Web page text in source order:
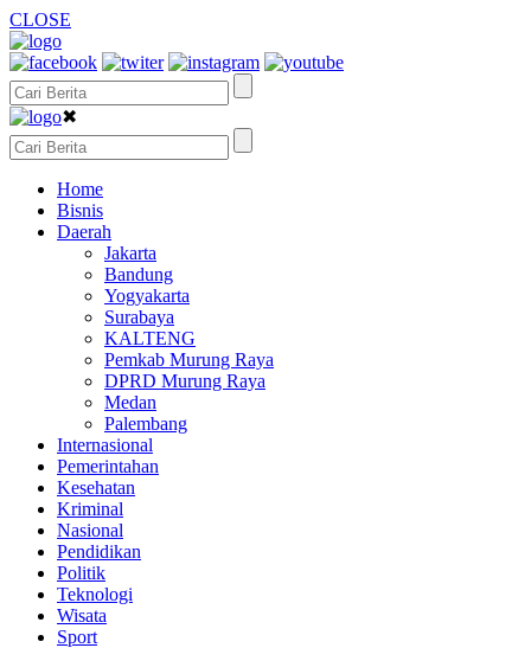
CLOSE
✖
Home
Bisnis
Daerah
Jakarta
Bandung
Yogyakarta
Surabaya
KALTENG
Pemkab Murung Raya
DPRD Murung Raya
Medan
Palembang
Internasional
Pemerintahan
Kesehatan
Kriminal
Nasional
Pendidikan
Politik
Teknologi
Wisata
Sport